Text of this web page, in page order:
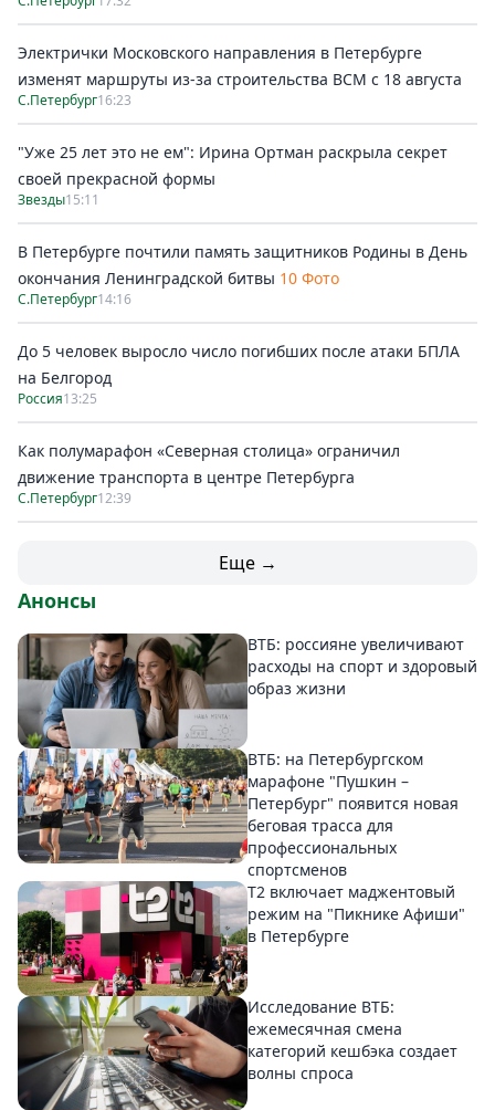
Электрички Московского направления в Петербурге
изменят маршруты из-за строительства ВСМ с 18 августа
С.Петербург16:23
"Уже 25 лет это не ем": Ирина Ортман раскрыла секрет
своей прекрасной формы
Звезды15:11
В Петербурге почтили память защитников Родины в День
окончания Ленинградской битвы 10 Фото
С.Петербург14:16
До 5 человек выросло число погибших после атаки БПЛА
на Белгород
Россия13:25
Как полумарафон «Северная столица» ограничил
движение транспорта в центре Петербурга
С.Петербург12:39
Еще →
Анонсы
ВТБ: россияне увеличивают
расходы на спорт и здоровый
образ жизни
ВТБ: на Петербургском
марафоне "Пушкин –
Петербург" появится новая
беговая трасса для
профессиональных
спортсменов
Т2 включает маджентовый
режим на "Пикнике Афиши"
в Петербурге
Исследование ВТБ:
ежемесячная смена
категорий кешбэка создает
волны спроса